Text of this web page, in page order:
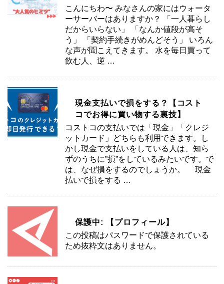
こんにちわ〜 みなさんの家にはウォータ
ーサーバーはありますか？ 「一人暮らし
だからいらない」 「なんか値段が高そ
う」 「契約手続きがめんどそう」 いろん
な声が聞こえてきます。 水を毎日買って
飲む人、逆 …
現金支払いで損をする？【コスト
コでお得に買い物する裏技】
コストコの支払いでは「現金」「クレジ
ットカード」どちらも利用できます。し
かし現金で支払いをしている人は、知ら
ずのうちに”損”をしているみたいです。で
は、なぜ損をするのでしょうか。 現金
払いで損をする …
保護中: 【プロフィール】
この投稿はパスワードで保護されている
ため抜粋文はありません。